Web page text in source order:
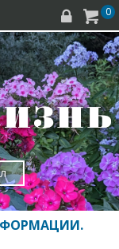
  0